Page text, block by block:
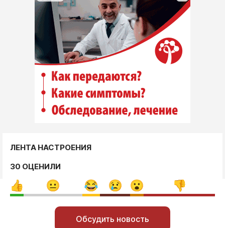
ЛЕНТА НАСТРОЕНИЯ
30 ОЦЕНИЛИ
Обсудить новость